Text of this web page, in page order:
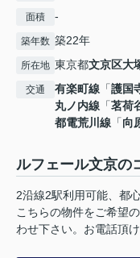
面積 -
築年数 築22年
所在地 東京都文京区大
交通 有楽町線 「護国
丸ノ内線 「茗荷
都電荒川線 「向
ルフェール文京の
2沿線2駅利用可能、都
こちらの物件をご希望
わせ下さい。お電話頂